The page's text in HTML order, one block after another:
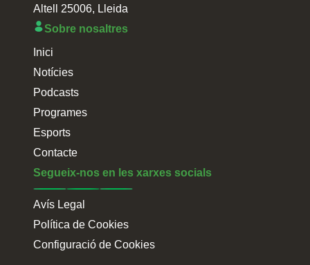
Altell 25006, Lleida
Sobre nosaltres
Inici
Notícies
Podcasts
Programes
Esports
Contacte
Segueix-nos en les xarxes socials
Avís Legal
Política de Cookies
Configuració de Cookies